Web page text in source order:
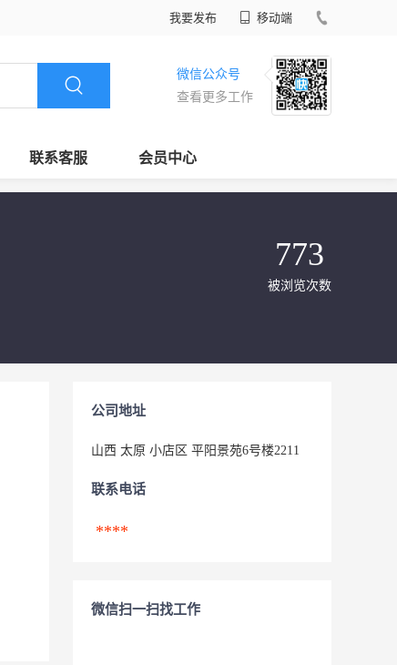
我要发布 移动端
微信公众号
查看更多工作
联系客服 会员中心
773
被浏览次数
公司地址
山西 太原 小店区 平阳景苑6号楼2211
联系电话
****
微信扫一扫找工作